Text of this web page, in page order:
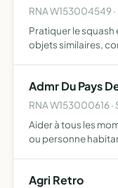
RNA W153004549
Pratiquer le
objets similaires,
Admr Du Pays
RNA W153000616
Aider à tous les
ou personne
Agri Retro